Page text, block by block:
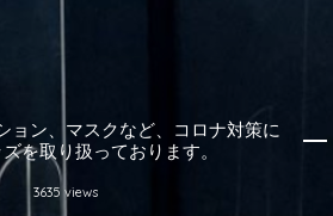
ョン、マスクなど、コロナ対策に
を取り扱っております。
3635 views